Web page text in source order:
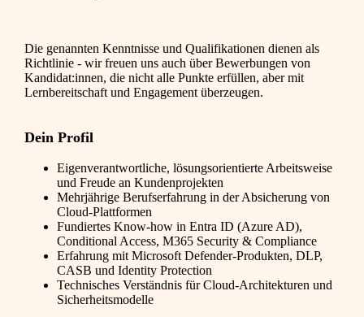
Die genannten Kenntnisse und Qualifikationen dienen als
Richtlinie - wir freuen uns auch über Bewerbungen von
Kandidat:innen, die nicht alle Punkte erfüllen, aber mit
Lernbereitschaft und Engagement überzeugen.
Dein Profil
Eigenverantwortliche, lösungsorientierte Arbeitsweise
und Freude an Kundenprojekten
Mehrjährige Berufserfahrung in der Absicherung von
Cloud-Plattformen
Fundiertes Know-how in Entra ID (Azure AD),
Conditional Access, M365 Security & Compliance
Erfahrung mit Microsoft Defender-Produkten, DLP,
CASB und Identity Protection
Technisches Verständnis für Cloud-Architekturen und
Sicherheitsmodelle